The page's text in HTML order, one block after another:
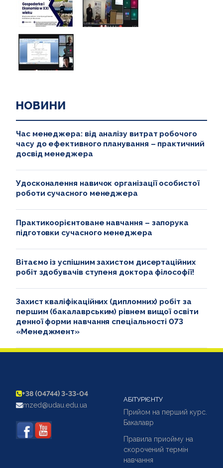
НОВИНИ
Час менеджера: від аналізу витрат робочого
часу до ефективного планування – практичний
досвід менеджера
Удосконалення навичок організації особистої
роботи сучасного менеджера
Практикоорієнтоване навчання – запорука
підготовки сучасного менеджера
Вітаємо із успішним захистом дисертаційних
робіт здобувачів ступеня доктора філософії!
Захист кваліфікаційних (дипломних) робіт за
першим (бакалаврським) рівнем вищої освіти
денної форми навчання спеціальності 073
«Менеджмент»
+38 (04744) 3-33-04
mzed@udau.edu.ua
АБІТУРІЄНТУ
Прийом на перший курс.
Бакалавр
Правила приойму на
скорочений термін
навчання